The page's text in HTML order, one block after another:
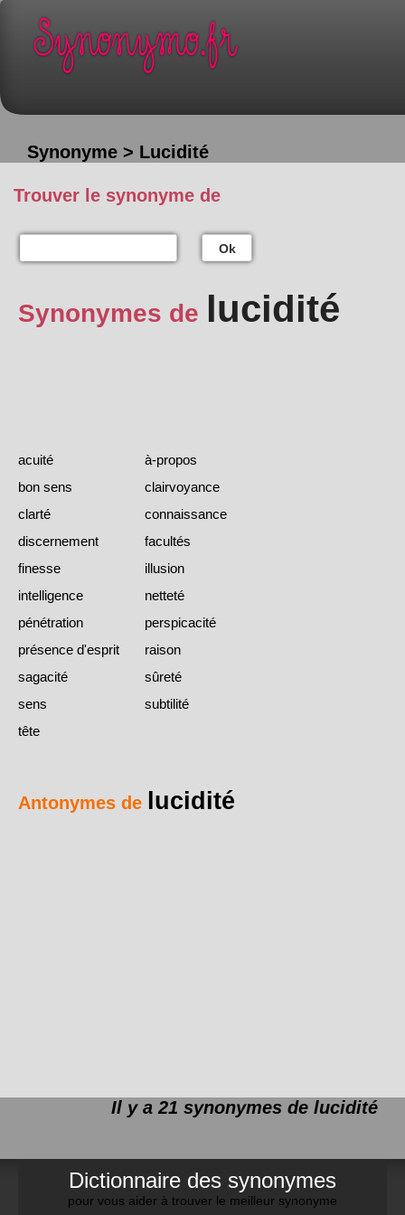
Synonyme > Lucidité
Trouver le synonyme de
Ok
Synonymes de lucidité
acuité
à-propos
bon sens
clairvoyance
clarté
connaissance
discernement
facultés
finesse
illusion
intelligence
netteté
pénétration
perspicacité
présence d'esprit
raison
sagacité
sûreté
sens
subtilité
tête
Antonymes de lucidité
Il y a 21 synonymes de lucidité
Dictionnaire des synonymes
pour vous aider à trouver le meilleur synonyme